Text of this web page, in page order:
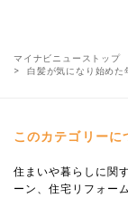
マイナビニューストップ
白髪が気になり始め
このカテゴリーに
住まいや暮らしに関
ーン、住宅リフォー